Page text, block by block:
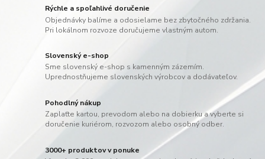
Rýchle a spoľahlivé doručenie
Objednávky balíme a odosielame bez zbytočného zdržania.
Pri lokálnom rozvoze doručujeme vlastným autom.
Slovenský e-shop
Sme slovenský e-shop s kamenným zázemím.
Uprednostňujeme slovenských výrobcov a dodávateľov.
Pohodlný nákup
Zaplaťte kartou, prevodom alebo na dobierku a vyberte si
doručenie kuriérom, rozvozom alebo osobný odber.
3000+ produktov v ponuke